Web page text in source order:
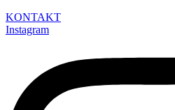
KONTAKT
Instagram